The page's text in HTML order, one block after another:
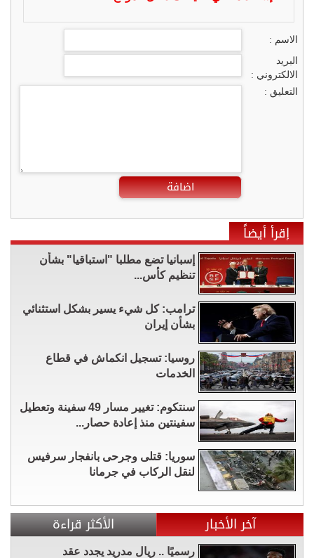
الاسم :
البريد
الالكتروني :
التعليق :
اضافة
إقرأ أيضاً
إسبانيا تضع مطلبا "استباقيا" بشأن
تنظيم كأس...
ترامب: كل شيء يسير بشكل استثنائي
بشأن إيران
روسيا: تسجيل انكماش في قطاع
الخدمات
سنتكوم: تغيير مسار 49 سفينة وتعطيل
سفينتين منذ إعادة حصار...
سوريا: قتلى وجرحى بانفجار سرفيس
لنقل الركاب في جرمانا
آخر الأخبار الأكثر قراءة
رسميًا .. ريال مدريد يجدد عقد